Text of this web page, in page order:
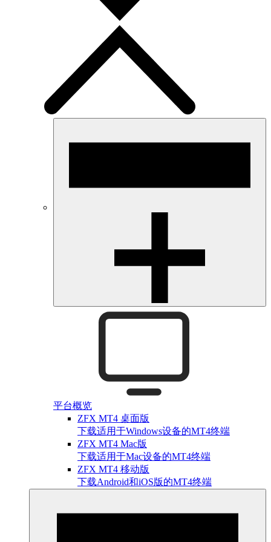
平台概览
ZFX MT4 桌面版
下载适用于Windows设备的MT4终端
ZFX MT4 Mac版
下载适用于Mac设备的MT4终端
ZFX MT4 移动版
下载Android和iOS版的MT4终端